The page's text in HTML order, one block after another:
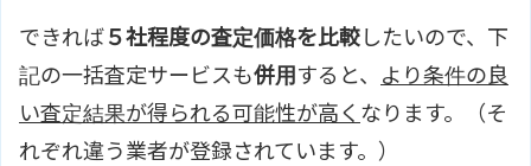
できれば５社程度の査定価格を比較したいので、下
記の一括査定サービスも併用 すると、 より条件の良
い査定結果が得られる可能性が高く なります。（そ
れぞれ違う業者が登録されています。）